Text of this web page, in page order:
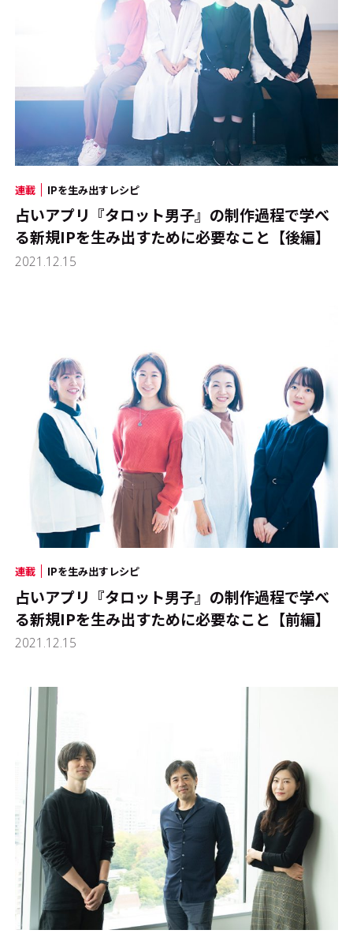
連載 IPを生み出すレシピ
占いアプリ『タロット男子』の制作過程で学べ
る新規IPを生み出すために必要なこと【後編】
2021.12.15
連載 IPを生み出すレシピ
占いアプリ『タロット男子』の制作過程で学べ
る新規IPを生み出すために必要なこと【前編】
2021.12.15